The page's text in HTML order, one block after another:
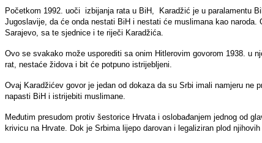
Početkom 1992. uoči izbijanja rata u BiH, Karadžić je u paralamentu
Jugoslavije, da će onda nestati BiH i nestati će muslimana kao
Sarajevo, sa te sjednice i te riječi Karadžića.
Ovo se svakako može usporediti sa onim Hitlerovim govorom 1938. u
rat, nestaće židova i bit će potpuno istrijebljeni.
Ovaj Karadžićev govor je jedan od dokaza da su Srbi imali namjeru ne
napasti BiH i istrijebiti muslimane.
Međutim presudom protiv šestorice Hrvata i oslobađanjem jednog od
krivicu na Hrvate. Dok je Srbima lijepo darovan i legaliziran plod